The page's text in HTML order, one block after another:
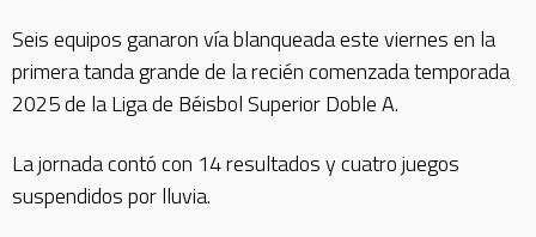
Seis equipos ganaron vía blanqueada este viernes en la
primera tanda grande de la recién comenzada temporada
2025 de la Liga de Béisbol Superior Doble A.
La jornada contó con 14 resultados y cuatro juegos
suspendidos por lluvia.